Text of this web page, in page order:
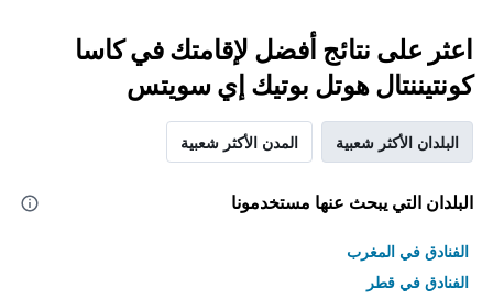
اعثر على نتائج أفضل لإقامتك في كاسا
كونتيننتال هوتل بوتيك إي سويتس
البلدان الأكثر شعبية المدن الأكثر شعبية
البلدان التي يبحث عنها مستخدمونا
الفنادق في المغرب
الفنادق في قطر